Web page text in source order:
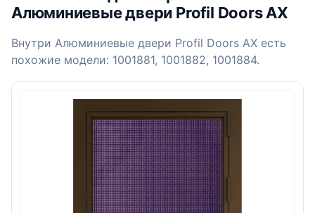
Алюминиевые двери Profil Doors AX
Внутри Алюминиевые двери Profil Doors AX есть
похожие модели: 1001881, 1001882, 1001884.